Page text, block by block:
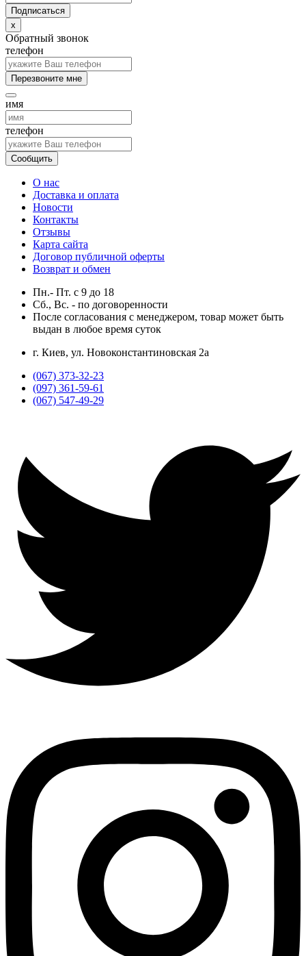
x
Обратный звонок
телефон
Перезвоните мне
имя
телефон
Сообщить
О нас
Доставка и оплата
Новости
Контакты
Отзывы
Карта сайта
Договор публичной оферты
Возврат и обмен
Пн.- Пт. с 9 до 18
Сб., Вс. - по договоренности
После согласования с менеджером, товар может быть
выдан в любое время суток
г. Киев, ул. Новоконстантиновская 2а
(067) 373-32-23
(097) 361-59-61
(067) 547-49-29